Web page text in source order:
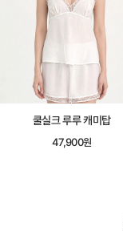
쿨실크 루루 캐미탑
47,900원